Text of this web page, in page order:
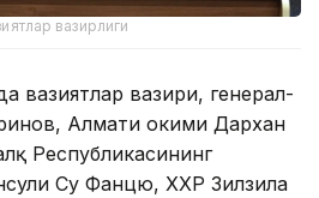
вазирлиги
вазиятлар вазири, генерал-
Алмати ҳокими Дархан
Республикасининг
Су Фанцю, ХХР Зилзила